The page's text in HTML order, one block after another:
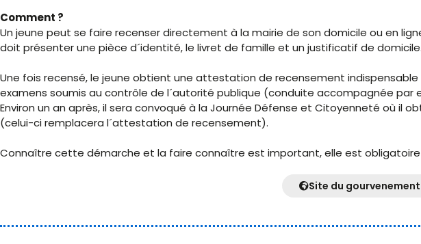
Comment ?
Un jeune peut se faire recenser directement à la mairie de son domicile ou en
doit présenter une pièce d´identité, le livret de famille et un justificatif de domicile.
Une fois recensé, le jeune obtient une attestation de recensement indispensable
examens soumis au contrôle de l´autorité publique (conduite accompagnée par
Environ un an après, il sera convoqué à la Journée Défense et Citoyenneté où il
(celui-ci remplacera l´attestation de recensement).
Connaître cette démarche et la faire connaître est important, elle est
Site du gourvenement